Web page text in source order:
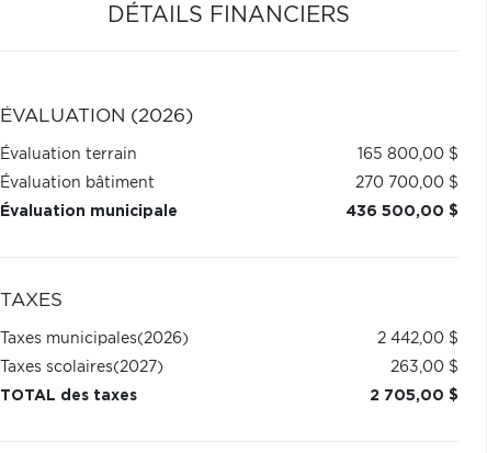
DÉTAILS FINANCIERS
ÉVALUATION (2026)
Évaluation terrain
165 800,00 $
Évaluation bâtiment
270 700,00 $
Évaluation municipale
436 500,00 $
TAXES
Taxes municipales(2026)
2 442,00 $
Taxes scolaires(2027)
263,00 $
TOTAL des taxes
2 705,00 $